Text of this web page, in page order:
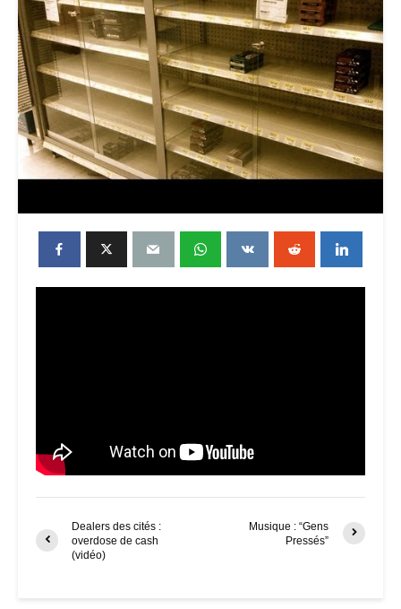
Dealers des cités :
overdose de cash
(vidéo)
Musique : “Gens
Pressés”